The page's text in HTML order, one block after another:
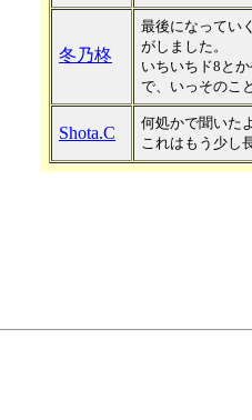
冬乃柊
最後になってい
がしました。
いちいちド8と
で、いっそのこ
Shota.C
何処かで聞いた
これはもう少し